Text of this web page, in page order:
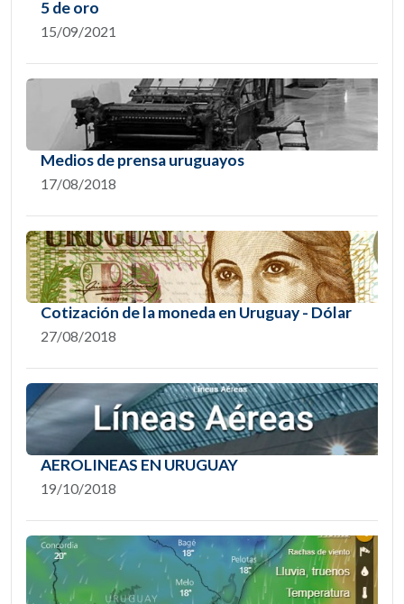
5 de oro
15/09/2021
Medios de prensa uruguayos
17/08/2018
Cotización de la moneda en Uruguay - Dólar
27/08/2018
AEROLINEAS EN URUGUAY
19/10/2018